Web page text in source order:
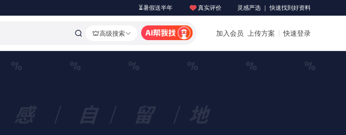
⏳暑假送半年 真实评价 灵感严选 ｜ 快速找到好资料
高级搜索 加入会员 上传方案 快速登录